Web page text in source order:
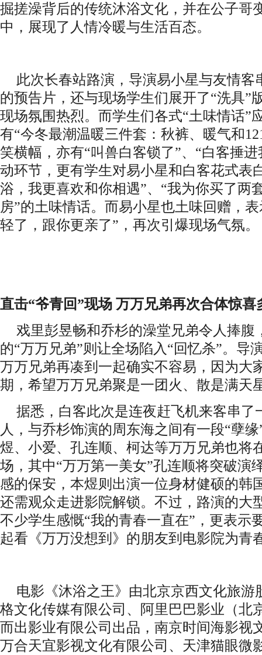
掘搓澡背后的传统沐浴文化，并在公子哥
中，展现了人情冷暖与生活百态。
此次长春站路演，导演易小星与友情客
的预告片，还与现场学生们展开了“洗具”
现场氛围热烈。而学生们各式“土味情话”
有“今冬最潮温暖三件套：秋裤、暖气和
笑横幅，亦有“叫兽白客锁了”、 “白客捶进
动环节，更有学生对易小星和白客花式表
浴，我更喜欢和你相遇”、“我为你买了两
房”的土味情话。而易小星也土味回赠，
轻了，跟你更亲了”，再次引爆现场气氛。
直击“爷青回”现场 万万兄弟再次合体惊喜
戏里彭昱畅和乔杉的澡堂兄弟令人捧腹
的“万万兄弟”则让全场陷入“回忆杀”。导
万万兄弟再凑到一起确实不容易，因为大
期，希望万万兄弟聚是一团火、散是满天
据悉，白客此次是连夜赶飞机来客串了
人，与乔杉饰演的周东海之间有一段“孽
煜、小爱、孔连顺、柯达等万万兄弟也将
场，其中“万万第一美女”孔连顺将突破演
感的保安，本煜则出演一位身材健硕的韩
还需观众走进影院解锁。不过，路演的大
不少学生感慨“我的青春一直在”，更表示
起看《万万没想到》的朋友到电影院为青
电影《沐浴之王》由北京京西文化旅游
格文化传媒有限公司、阿里巴巴影业（北
而出影业有限公司出品，南京时间海影视
万合天宜影视文化有限公司、天津猫眼微